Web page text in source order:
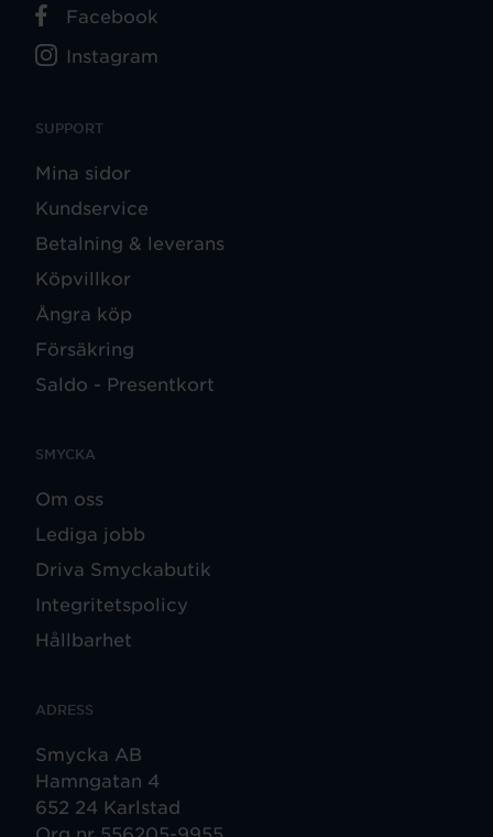
SUPPORT
Mina sidor
Kundservice
Betalning & leverans
Köpvillkor
Ångra köp
Försäkring
Saldo - Presentkort
SMYCKA
Om oss
Lediga jobb
Driva Smyckabutik
Integritetspolicy
Hållbarhet
ADRESS
Smycka AB
Hamngatan 4
652 24 Karlstad
Facebook
Instagram